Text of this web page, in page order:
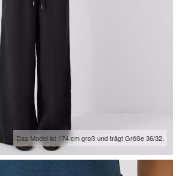
Das Model ist 174 cm groß und trägt Größe 36/32.